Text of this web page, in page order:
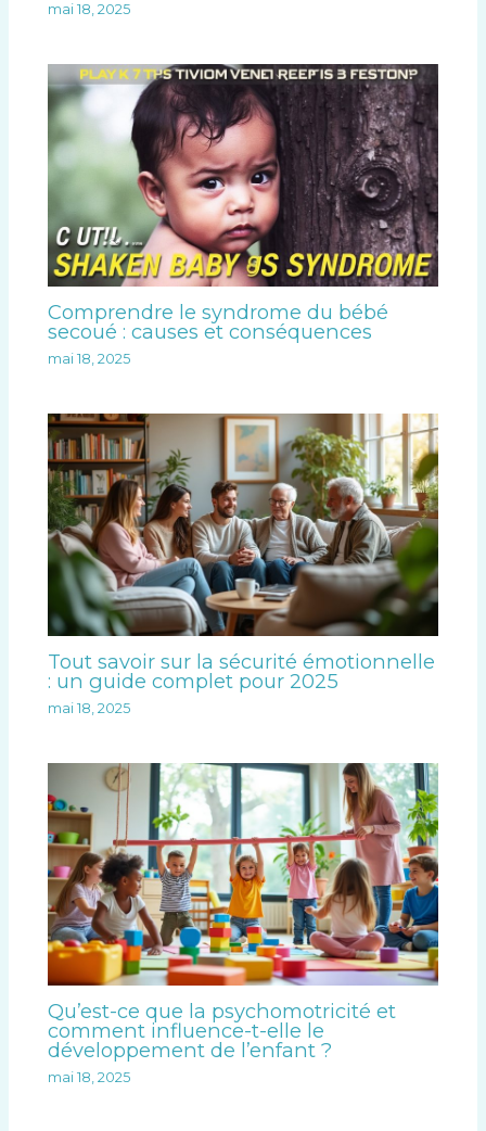
mai 18, 2025
Comprendre le syndrome du bébé
secoué : causes et conséquences
mai 18, 2025
Tout savoir sur la sécurité émotionnelle
: un guide complet pour 2025
mai 18, 2025
Qu’est-ce que la psychomotricité et
comment influence-t-elle le
développement de l’enfant ?
mai 18, 2025